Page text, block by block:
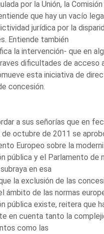
por la Unión, la
que hay un vacío
jurídica por la
Entiende también
la intervención- que en
dificultades de acceso
esta iniciativa de
concesión.
a sus señorías que en
octubre de 2011 se
Europeo sobre la
pública y el Parlamento de
en esa
la exclusión de las
ámbito de las normas
pública existe, reitera que
en cuenta tanto la
como las